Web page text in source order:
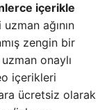
içerikle
ağının
zengin bir
onaylı
içerikleri
ücretsiz olarak